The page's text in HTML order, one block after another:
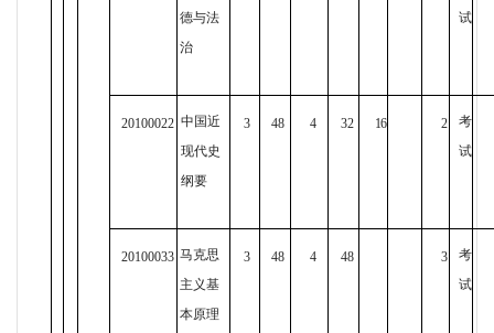
德与法
治
试
20100022 中国近
现代史
纲要
3 48 4 32 16 2
考
试
20100033 马克思
主义基
本原理
3 48 4 48 3
考
试